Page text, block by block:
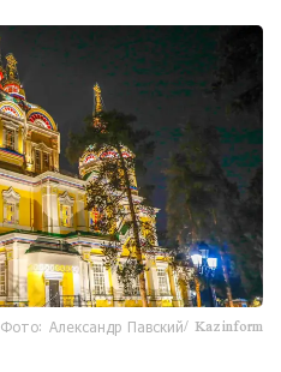
Фото: Александр Павский/ Kazinform